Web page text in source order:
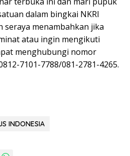
dalam bingkai NKRI
seraya menambahkan jika
atau ingin mengikuti
menghubungi nomor
7101-7788/081-2781-4265.
INDONESIA